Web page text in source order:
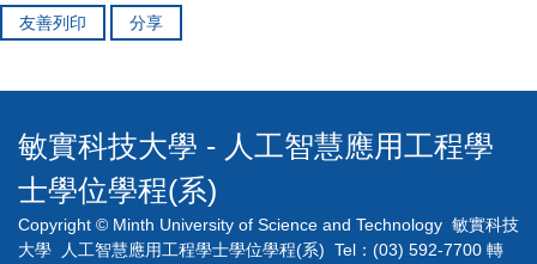
友善列印 分享
敏實科技大學 - 人工智慧應用工程學
士學位學程(系)
Copyright © Minth University of Science and Technology 敏實科技
大學 人工智慧應用工程學士學位學程(系) Tel：(03) 592-7700 轉